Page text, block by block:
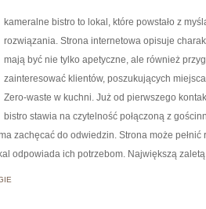
kameralne bistro to lokal, które powstało z
rozwiązania. Strona internetowa opisuje
mają być nie tylko apetyczne, ale również
zainteresować klientów, poszukujących
Zero-waste w kuchni. Już od pierwszego
bistro stawia na czytelność połączoną z
zachęcać do odwiedzin. Strona może
odpowiada ich potrzebom. Największą